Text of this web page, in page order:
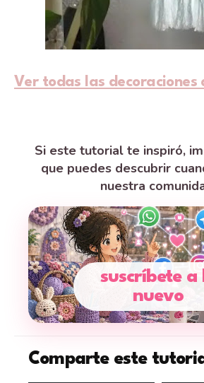
Ver todas las decoraciones
Si este tutorial te inspiró,
que puedes descubrir
nuestra
suscríbete a
nuevo
Comparte este